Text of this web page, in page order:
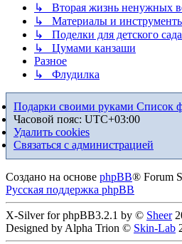
↳ Вторая жизнь ненужных
↳ Материалы и
↳ Поделки для детского сада
↳ Цумами канзаши
Разное
↳ Флудилка
Подарки своими руками Список
Часовой пояс: UTC+03:00
Удалить cookies
Связаться с администрацией
Создано на основе phpBB® Forum
Русская поддержка phpBB
X-Silver for phpBB3.2.1 by © Sheer
Designed by Alpha Trion © Skin-Lab